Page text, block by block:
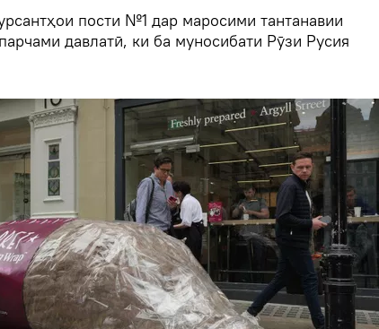
пости №1 дар маросими тантанавии
давлатӣ, ки ба муносибати Рӯзи Русия